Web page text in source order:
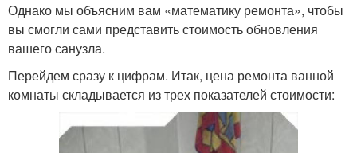
Однако мы объясним вам «математику ремонта», чтобы
вы смогли сами представить стоимость обновления
вашего санузла.
Перейдем сразу к цифрам. Итак, цена ремонта ванной
комнаты складывается из трех показателей стоимости: